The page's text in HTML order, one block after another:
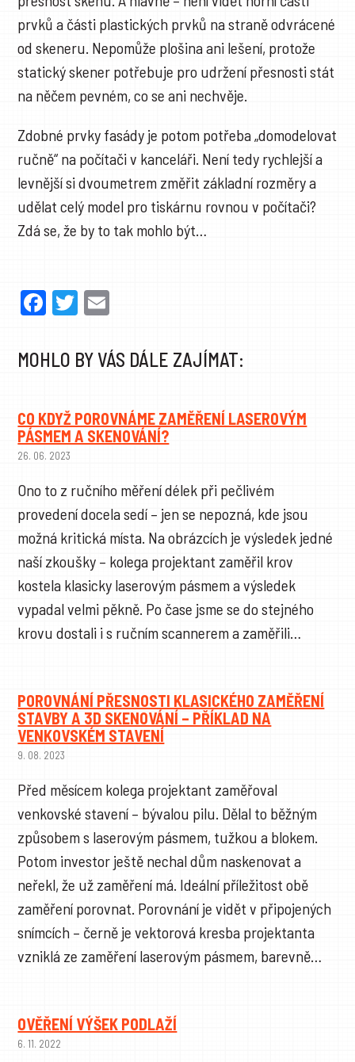
prvků a části plastických prvků na straně odvrácené
od skeneru. Nepomůže plošina ani lešení, protože
statický skener potřebuje pro udržení přesnosti stát
na něčem pevném, co se ani nechvěje.
Zdobné prvky fasády je potom potřeba „domodelovat
ručně“ na počítači v kanceláři. Není tedy rychlejší a
levnější si dvoumetrem změřit základní rozměry a
udělat celý model pro tiskárnu rovnou v počítači?
Zdá se, že by to tak mohlo být…
Facebook
Twitter
MOHLO BY VÁS DÁLE ZAJÍMAT:
CO KDYŽ POROVNÁME ZAMĚŘENÍ LASEROVÝM
PÁSMEM A SKENOVÁNÍ?
26. 06. 2023
Ono to z ručního měření délek při pečlivém
provedení docela sedí – jen se nepozná, kde jsou
možná kritická místa. Na obrázcích je výsledek jedné
naší zkoušky – kolega projektant zaměřil krov
kostela klasicky laserovým pásmem a výsledek
vypadal velmi pěkně. Po čase jsme se do stejného
krovu dostali i s ručním scannerem a zaměřili…
POROVNÁNÍ PŘESNOSTI KLASICKÉHO ZAMĚŘENÍ
STAVBY A 3D SKENOVÁNÍ – PŘÍKLAD NA
VENKOVSKÉM STAVENÍ
9. 08. 2023
Před měsícem kolega projektant zaměřoval
venkovské stavení – bývalou pilu. Dělal to běžným
způsobem s laserovým pásmem, tužkou a blokem.
Potom investor ještě nechal dům naskenovat a
neřekl, že už zaměření má. Ideální příležitost obě
zaměření porovnat. Porovnání je vidět v připojených
snímcích – černě je vektorová kresba projektanta
vzniklá ze zaměření laserovým pásmem, barevně…
OVĚŘENÍ VÝŠEK PODLAŽÍ
6. 11. 2022